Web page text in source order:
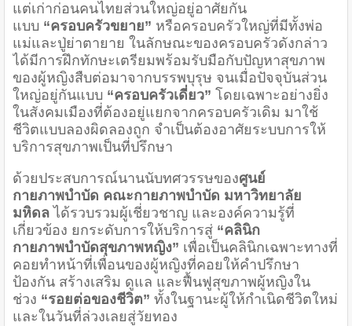
แต่เก่าก่อนคนไทยส่วนใหญ่อยู่อาศัยกัน
แบบ “ครอบครัวขยาย” หรือครอบครัวใหญ่ที่มีทั้งพ่อ
แม่และปู่ย่าตายาย ในลักษณะของครอบครัวดังกล่าว
ได้มีการฝึกทักษะเตรียมพร้อมรับมือกับปัญหาสุขภาพ
ของผู้หญิงสืบต่อมาจากบรรพบุรุษ จนเมื่อปัจจุบันส่วน
ใหญ่อยู่กันแบบ “ครอบครัวเดี่ยว” โดยเฉพาะอย่างยิ่ง
ในสังคมเมืองที่ต้องอยู่แยกจากครอบครัวเดิม มาใช้
ชีวิตแบบลองผิดลองถูก จำเป็นต้องอาศัยระบบการให้
บริการสุขภาพเป็นที่ปรึกษา
ด้วยประสบการณ์นานนับทศวรรษของศูนย์
กายภาพบำบัด คณะกายภาพบำบัด มหาวิทยาลัย
มหิดล ได้รวบรวมผู้เชี่ยวชาญ และองค์ความรู้ที่
เกี่ยวข้อง ยกระดับการให้บริการสู่ “คลินิก
กายภาพบำบัดสุขภาพหญิง” เพื่อเป็นคลินิกเฉพาะทางที่
คอยทำหน้าที่เพื่อนของผู้หญิงที่คอยให้คำปรึกษา
ป้องกัน สร้างเสริม ดูแล และฟื้นฟูสุขภาพผู้หญิงใน
ช่วง “รอยต่อของชีวิต” ทั้งในฐานะผู้ให้กำเนิดชีวิตใหม่
และในวันที่ล่วงเลยสู่วัยทอง